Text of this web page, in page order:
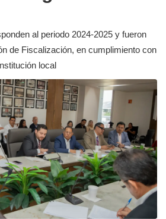
al periodo 2024-2025 y fueron
de Fiscalización, en cumplimiento con
local